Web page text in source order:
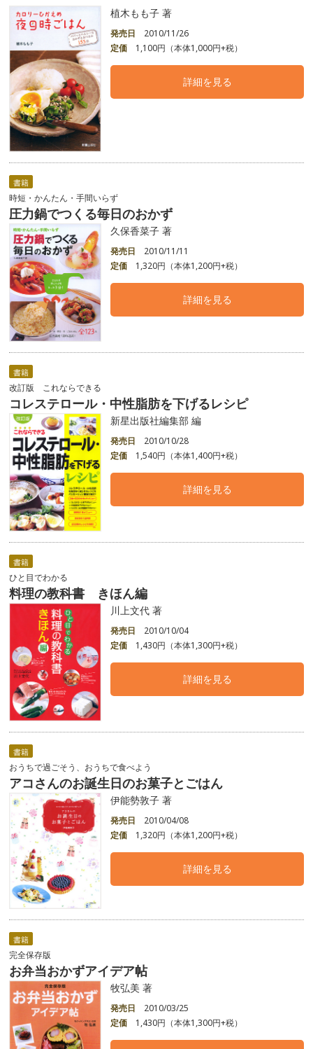
植木もも子 著
発売日
2010/11/26
定価
1,100円（本体1,000円+税）
詳細を見る
書籍
時短・かんたん・手間いらず
圧力鍋でつくる毎日のおかず
久保香菜子 著
発売日
2010/11/11
定価
1,320円（本体1,200円+税）
詳細を見る
書籍
改訂版 これならできる
コレステロール・中性脂肪を下げるレシピ
新星出版社編集部 編
発売日
2010/10/28
定価
1,540円（本体1,400円+税）
詳細を見る
書籍
ひと目でわかる
料理の教科書 きほん編
川上文代 著
発売日
2010/10/04
定価
1,430円（本体1,300円+税）
詳細を見る
書籍
おうちで過ごそう、おうちで食べよう
アコさんのお誕生日のお菓子とごはん
伊能勢敦子 著
発売日
2010/04/08
定価
1,320円（本体1,200円+税）
詳細を見る
書籍
完全保存版
お弁当おかずアイデア帖
牧弘美 著
発売日
2010/03/25
定価
1,430円（本体1,300円+税）